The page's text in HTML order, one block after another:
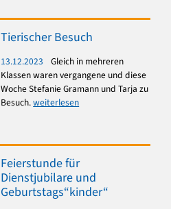
Tierischer Besuch
13.12.2023
Gleich in mehreren
Klassen waren vergangene und diese
Woche Stefanie Gramann und Tarja zu
Besuch.weiterlesen
Feierstunde für
Dienstjubilare und
Geburtstags“kinder“